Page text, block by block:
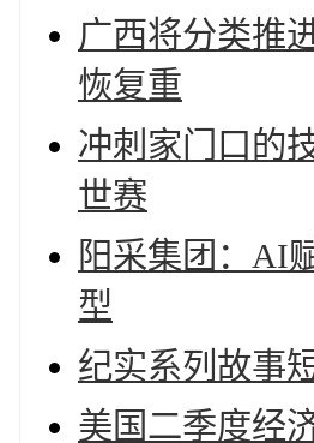
广西将分类推
恢复重
冲刺家门口的
世赛
阳采集团：AI
型
纪实系列故事
美国二季度经